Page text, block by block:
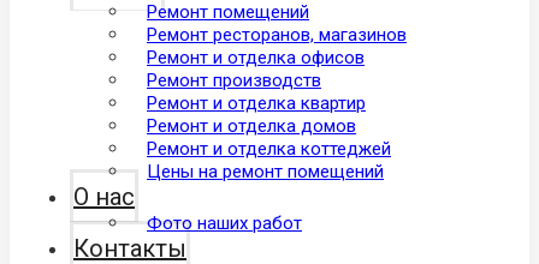
Ремонт помещений
Ремонт ресторанов, магазинов
Ремонт и отделкa офисов
Ремонт производств
Ремонт и отделкa квартир
Ремонт и отделка домов
Ремонт и отделка коттеджей
Цены на ремонт помещений
О нас
Фото наших работ
Контакты